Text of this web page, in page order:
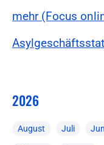
mehr (Focus
2026
August Juli